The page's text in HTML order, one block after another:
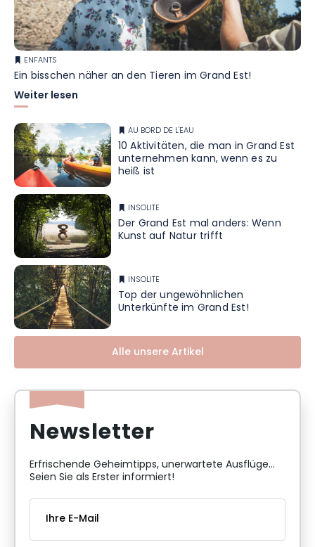
ENFANTS
Ein bisschen näher an den Tieren im Grand Est!
Weiter lesen
AU BORD DE L'EAU
10 Aktivitäten, die man in Grand Est
unternehmen kann, wenn es zu
heiß ist
INSOLITE
Der Grand Est mal anders: Wenn
Kunst auf Natur trifft
INSOLITE
Top der ungewöhnlichen
Unterkünfte im Grand Est!
Alle unsere Artikel
Newsletter
Erfrischende Geheimtipps, unerwartete Ausflüge...
Seien Sie als Erster informiert!